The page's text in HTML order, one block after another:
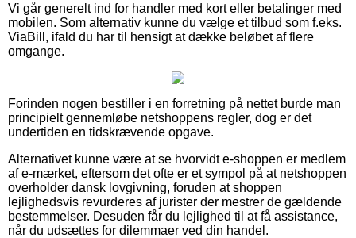
Vi går generelt ind for handler med kort eller betalinger med
mobilen. Som alternativ kunne du vælge et tilbud som f.eks.
ViaBill, ifald du har til hensigt at dække beløbet af flere
omgange.
Forinden nogen bestiller i en forretning på nettet burde man
principielt gennemløbe netshoppens regler, dog er det
undertiden en tidskrævende opgave.
Alternativet kunne være at se hvorvidt e-shoppen er medlem
af e-mærket, eftersom det ofte er et sympol på at netshoppen
overholder dansk lovgivning, foruden at shoppen
lejlighedsvis revurderes af jurister der mestrer de gældende
bestemmelser. Desuden får du lejlighed til at få assistance,
når du udsættes for dilemmaer ved din handel.